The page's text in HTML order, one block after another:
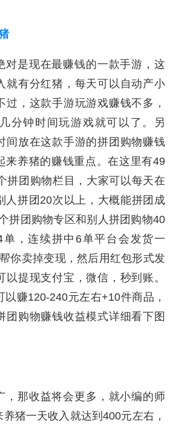
对是现在最赚钱的一款手游，这
就有分红猪，每天可以自动产小
过，这款手游玩游戏赚钱不多，
分钟时间玩游戏就可以了。另
间放在这款手游的拼团购物赚钱
来养猪的赚钱重点。在这里有49
拼团购物栏目，大家可以每天在
人拼团20次以上，大概能拼团成
拼团购物专区和别人拼团购物40
单，连续拼中6单平台会发货一
你卖掉变现，然后用红包形式发
以提现支付宝，微信，秒到账。
赚120-240元左右+10件商品，
团购物赚钱收益模式详细看下图
，那收益将会更多，就小编的师
猪一天收入就达到400元左右，